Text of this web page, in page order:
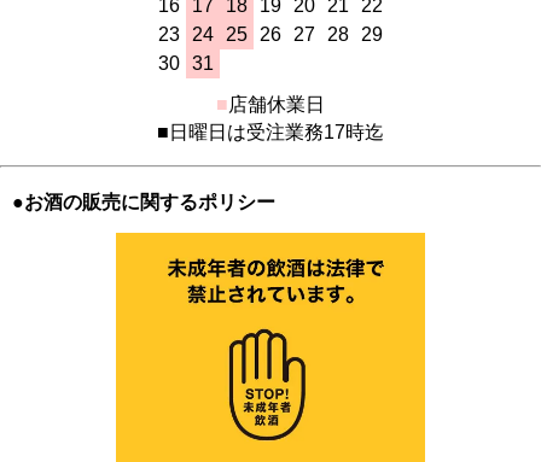
16
17 18 19 20 21 22
23 24 25 26 27 28 29
30 31
■店舗休業日
■日曜日は受注業務17時迄
●お酒の販売に関するポリシー